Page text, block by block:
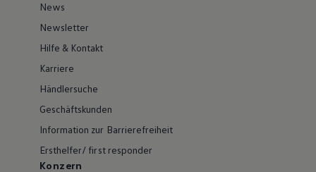
News
Newsletter
Hilfe & Kontakt
Karriere
Händlersuche
Geschäftskunden
Information zur Barrierefreiheit
Ersthelfer/ first responder
Konzern